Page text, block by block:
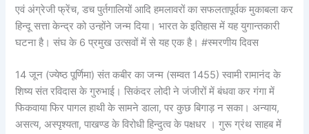
एवं अंग्रेजी फ्रेंच, डच पुर्तगालियों आदि हमलावरों का सफलतापूर्वक मुकाबला कर
हिन्दू सत्ता केन्द्र को उन्होंने जन्म दिया। भारत के इतिहास में यह युगान्तकारी
घटना है। संघ के 6 प्रमुख उत्सवों में से यह एक है। #स्मरणीय दिवस
14 जून (ज्येष्ठ पूर्णिमा) संत कबीर का जन्म (सम्वत 1455) स्वामी रामानंद के
शिष्य संत रविदास के गुरुभाई। सिकंदर लोदी ने जंजीरों में बंधवा कर गंगा में
फिकवाया फिर पागल हाथी के सामने डाला, पर कुछ बिगाड़ न सका। अन्याय,
असत्य, अस्पृश्यता, पाखण्ड के विरोधी हिन्दुत्व के पक्षधर । गुरू ग्रंथ साहब में